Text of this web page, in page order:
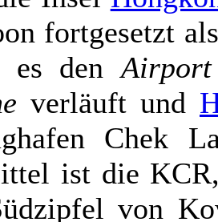
fortgesetzt
es denAirport
verläuft und
Chek
ist die
von